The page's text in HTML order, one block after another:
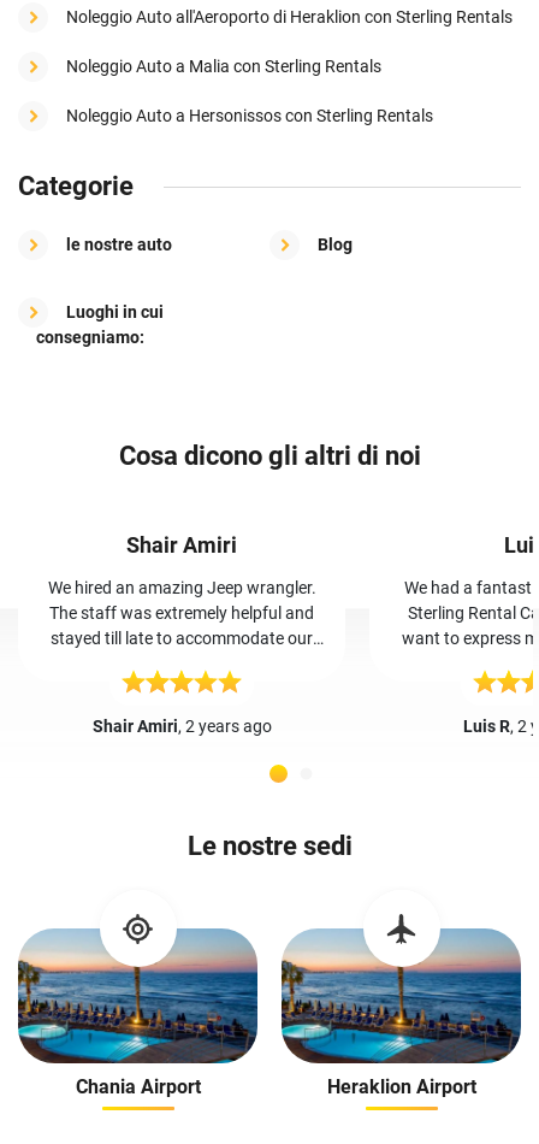
Noleggio Auto all'Aeroporto di Heraklion con Sterling Rentals
Noleggio Auto a Malia con Sterling Rentals
Noleggio Auto a Hersonissos con Sterling Rentals
Categorie
le nostre auto Blog
Luoghi in cui
consegniamo:
Cosa dicono gli altri di noi
Shair Amiri
We hired an amazing Jeep wrangler.
The staff was extremely helpful and
stayed till late to accommodate our
cheap, and friendly car rental place I’ve
Shair Amiri, 2 years ago
We had a
Sterling Rental
want to express
Iris greeted us
our trip hassle-free. Iris and her team's
Luis R, 2
Le nostre sedi
Chania Airport Heraklion Airport